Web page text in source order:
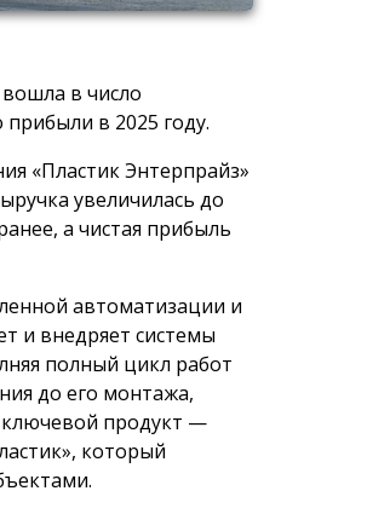
в число
в 2025 году.
«Пластик Энтерпрайз»
увеличилась до
а чистая прибыль
автоматизации и
и внедряет системы
полный цикл работ
до его монтажа,
ключевой продукт —
который